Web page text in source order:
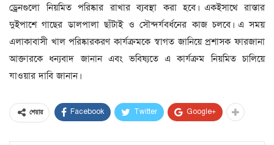
ড্রেনগুলো নিয়মিত পরিষ্কার রাখার ব্যবস্থা করা হবে। একইসাথে রাস্তার
দুইপাশে গাছের ডালপালা ছাঁটাই ও সৌন্দর্যবর্ধনের কাজ চলবে। এ সময়
এলাকাবাসী খাল পরিষ্কারকরণ কার্যক্রমকে স্বাগত জানিয়ে প্রশাসক ফারজানা
আক্তারকে ধন্যবাদ জানান এবং ভবিষ্যতে এ কার্যক্রম নিয়মিত চালিয়ে
যাওয়ার দাবি জানান।
শেয়ার Facebook Twitter Google+